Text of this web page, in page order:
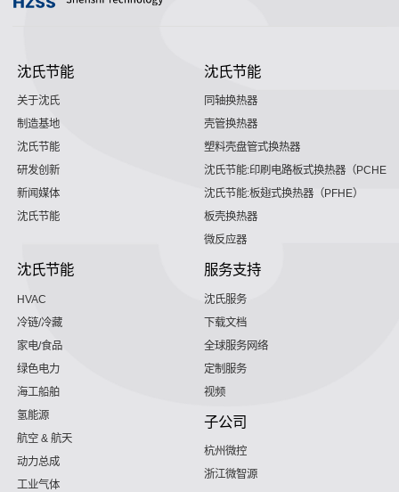
沈氏节能
关于沈氏
制造基地
沈氏节能
研发创新
新闻媒体
沈氏节能
沈氏节能
同轴换热器
壳管换热器
塑料壳盘管式换热器
沈氏节能:印刷电路板式换热器（PCHE）
沈氏节能:板翅式换热器（PFHE）
板壳换热器
微反应器
沈氏节能
HVAC
冷链/冷藏
家电/食品
绿色电力
海工船舶
氢能源
航空 & 航天
动力总成
工业气体
服务支持
沈氏服务
下载文档
全球服务网络
定制服务
视频
子公司
杭州微控
浙江微智源